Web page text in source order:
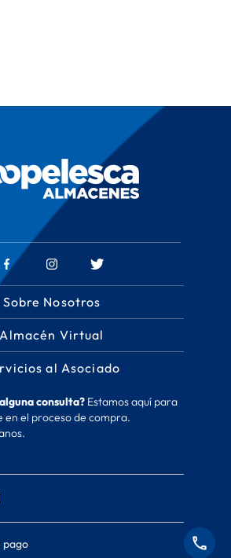
Sobre Nosotros
Almacén Virtual
al Asociado
consulta?Estamos aquí para
en el proceso de compra.
pago